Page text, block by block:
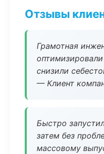
Отзывы
Грамотная
снизили
— Клиент
Быстро
затем без
массовому